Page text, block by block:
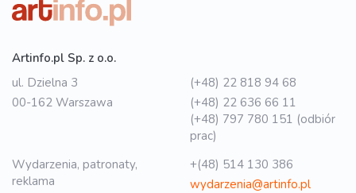
Artinfo.pl Sp. z o.o.
ul. Dzielna 3
00-162 Warszawa
(+48) 22 818 94 68
(+48) 22 636 66 11
(+48) 797 780 151 (odbiór
prac)
Wydarzenia, patronaty,
reklama
+(48) 514 130 386
wydarzenia@artinfo.pl